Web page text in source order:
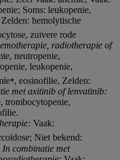
Soms: leukopenie,
hemolytische
zuivere rode
radiotherapie of
neutropenie,
leukopenie,
⁎, eosinofilie, Zelden:
met axitinib of lenvatinib:
trombocytopenie,
Vaak:
Niet bekend:
In combinatie met